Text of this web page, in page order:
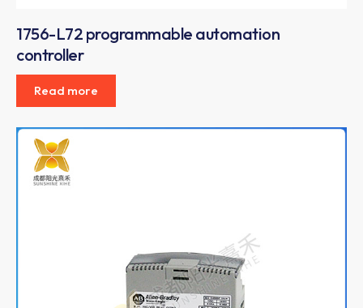
1756-L72 programmable automation
controller
Read more